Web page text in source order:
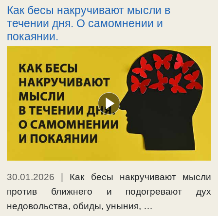
Как бесы накручивают мысли в
течении дня. О самомнении и
покаянии.
30.01.2026
Как бесы накручивают мысли
против ближнего и подогревают дух
недовольства, обиды, уныния, …